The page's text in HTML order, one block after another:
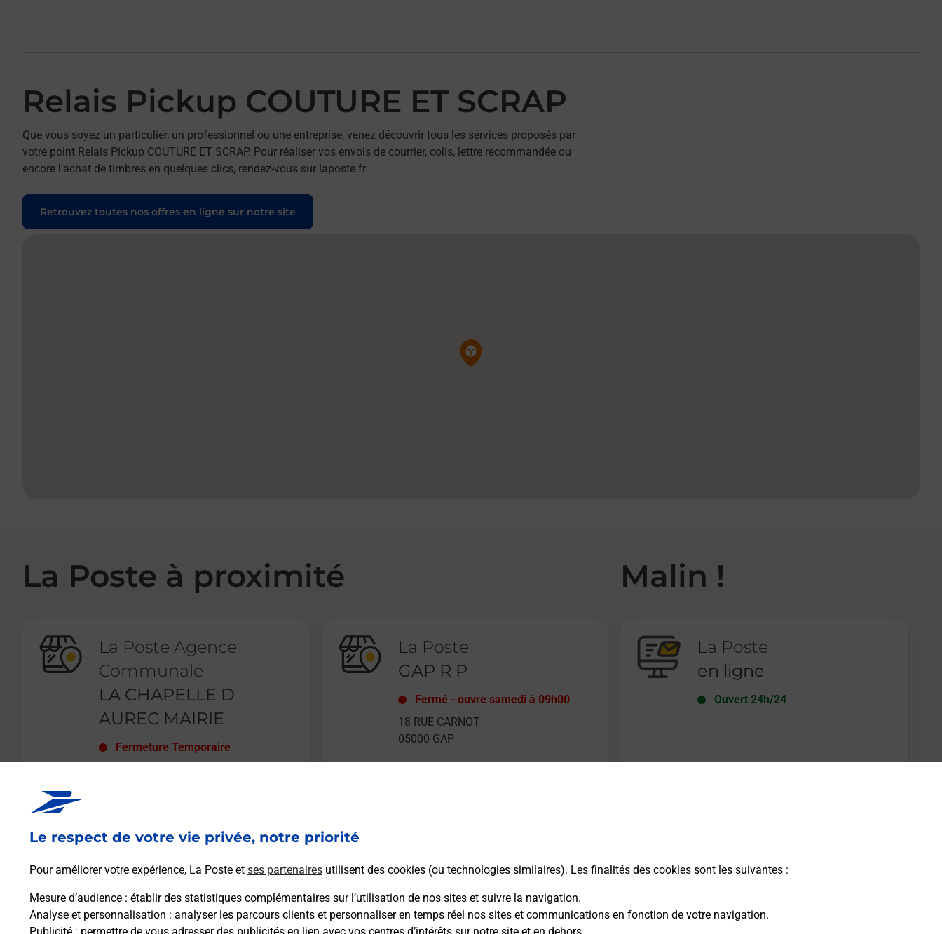
Le respect de votre vie privée, notre priorité
Pour améliorer votre expérience, La Poste et ses partenaires utilisent des cookies (ou technologies similaires). Les finalités des cookies sont les suivantes :
Mesure d’audience : établir des statistiques complémentaires sur l’utilisation de nos sites et suivre la navigation.
Analyse et personnalisation : analyser les parcours clients et personnaliser en temps réel nos sites et communications en fonction de votre navigation.
Relais Pickup COUTURE ET SCRAP
Que vous soyez un particulier, un professionnel ou une entreprise, venez découvrir tous les services proposés par
votre point Relais Pickup COUTURE ET SCRAP. Pour réaliser vos envois de courrier, colis, lettre recommandée ou
encore l'achat de timbres en quelques clics, rendez-vous sur laposte.fr.
Retrouvez toutes nos offres en ligne sur notre site
Pin de la carte
La Poste à proximité
La Poste Agence
Communale
LA CHAPELLE D
AUREC MAIRIE
Fermeture Temporaire
En savoir plus
La Poste
GAP R P
Fermé - ouvre samedi à 09h00
18 RUE CARNOT
05000 GAP
Malin !
La Poste
en ligne
Ouvert 24h/24